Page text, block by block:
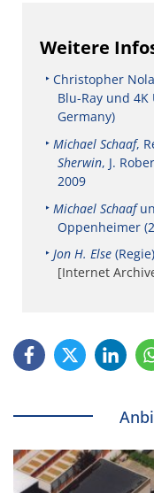
Weitere
Christopher
Blu-Ray und
Germany)
Michael Schaaf,
Sherwin, J.
2009
Michael Schaaf
Oppenheimer
Jon H. Else
[Internet